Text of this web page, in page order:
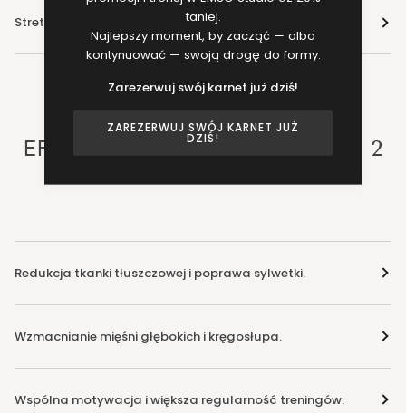
Stretching i regeneracj
EFEKTY TRENINGU EMS DLA 2
Redukcja tkanki tłuszczowej i poprawa sylwetki.
Wzmacnianie mięśni głębokich i kręgosłupa.
Wspólna motywacja i większa regularność treningów.
taniej.
Najlepszy moment, by zacząć — albo
kontynuować — swoją drogę do formy.
Zarezerwuj swój karnet już dziś!
ZAREZERWUJ SWÓJ KARNET JUŻ
DZIŚ!